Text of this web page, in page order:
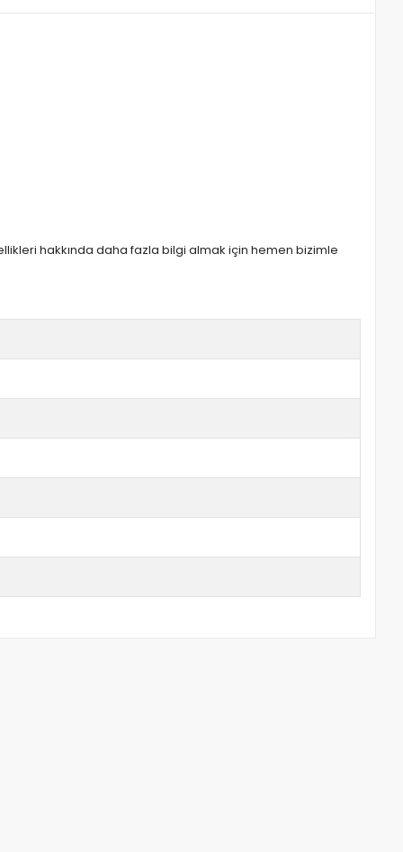
hakkında daha fazla bilgi almak için hemen bizimle